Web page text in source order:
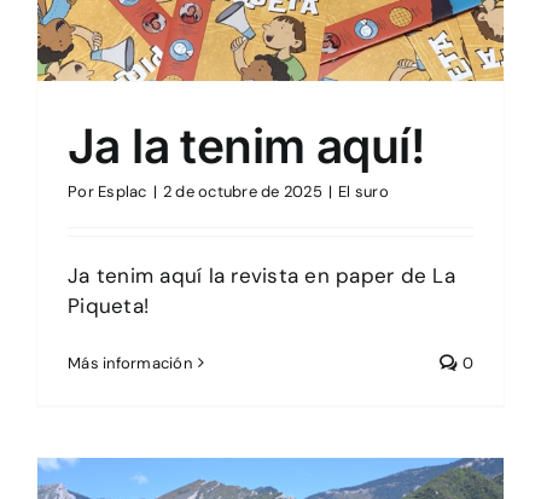
Ja la tenim aquí!
Por Esplac | 2 de octubre de 2025 | El suro
Ja tenim aquí la revista en paper de La
Piqueta!
Más información 0